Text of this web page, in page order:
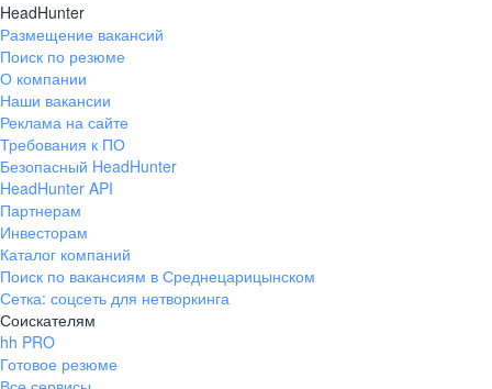
HeadHunter
Размещение вакансий
Поиск по резюме
О компании
Наши вакансии
Реклама на сайте
Требования к ПО
Безопасный HeadHunter
HeadHunter API
Партнерам
Инвесторам
Каталог компаний
Поиск по вакансиям в Среднецарицынском
Сетка: соцсеть для нетворкинга
Соискателям
hh PRO
Готовое резюме